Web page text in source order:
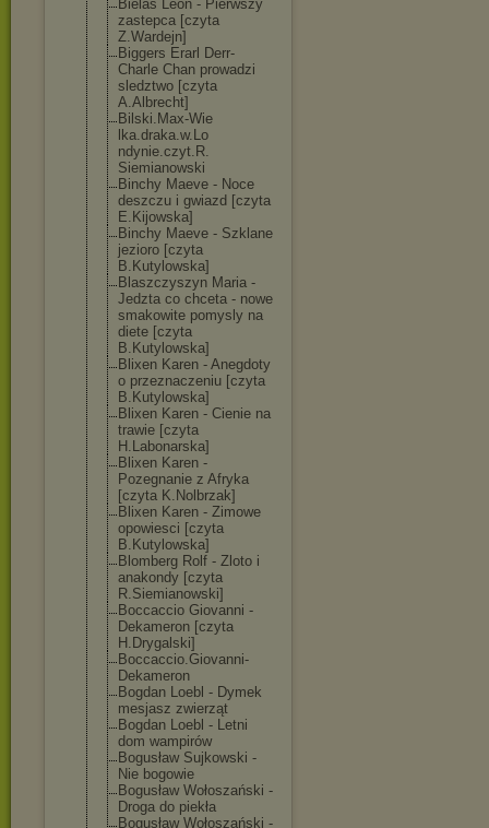
Bielas Leon - Pierwszy
zastepca [czyta
Z.Wardejn]
Biggers Erarl Derr-
Charle Chan prowadzi
sledztwo [czyta
A.Albrecht]
Bilski.Max-Wie
lka.draka.w.Lo
ndynie.czyt.R.
Siemianowski
Binchy Maeve - Noce
deszczu i gwiazd [czyta
E.Kijowska]
Binchy Maeve - Szklane
jezioro [czyta
B.Kutylowska]
Blaszczyszyn Maria -
Jedzta co chceta - nowe
smakowite pomysly na
diete [czyta
B.Kutylowska]
Blixen Karen - Anegdoty
o przeznaczeniu [czyta
B.Kutylowska]
Blixen Karen - Cienie na
trawie [czyta
H.Labonarska]
Blixen Karen -
Pozegnanie z Afryka
[czyta K.Nolbrzak]
Blixen Karen - Zimowe
opowiesci [czyta
B.Kutylowska]
Blomberg Rolf - Zloto i
anakondy [czyta
R.Siemianowski]
Boccaccio Giovanni -
Dekameron [czyta
H.Drygalski]
Boccaccio.Giovanni-
Dekameron
Bogdan Loebl - Dymek
mesjasz zwierząt
Bogdan Loebl - Letni
dom wampirów
Bogusław Sujkowski -
Nie bogowie
Bogusław Wołoszański -
Droga do piekła
Bogusław Wołoszański -